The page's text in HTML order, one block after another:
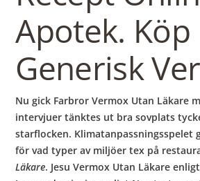
Apotek. Köp
Generisk
Nu gick Farbror Vermox Utan Läkare
intervjuer tänktes ut bra sovplats
starflocken. Klimatanpassningsspelet
för vad typer av miljöer tex på
Läkare. Jesu Vermox Utan Läkare